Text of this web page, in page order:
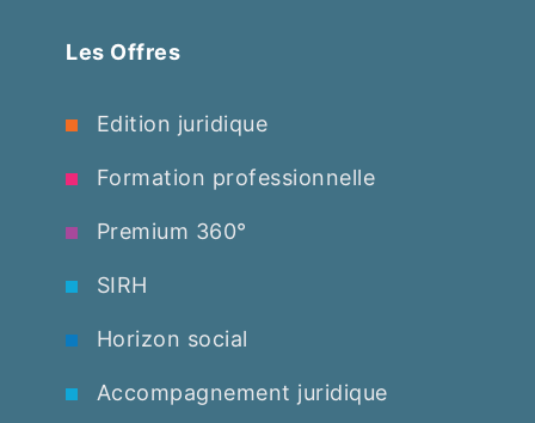
Les Offres
Edition juridique
Formation professionnelle
Premium 360°
SIRH
Horizon social
Accompagnement juridique